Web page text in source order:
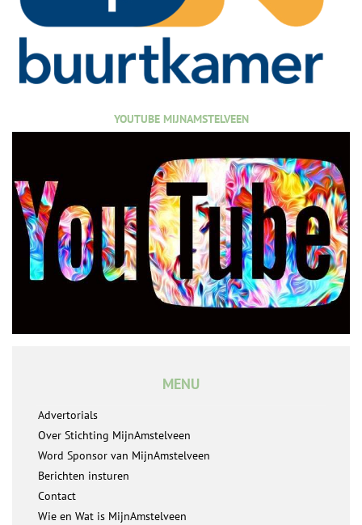
YOUTUBE MIJNAMSTELVEEN
MENU
Advertorials
Over Stichting MijnAmstelveen
Word Sponsor van MijnAmstelveen
Berichten insturen
Contact
Wie en Wat is MijnAmstelveen